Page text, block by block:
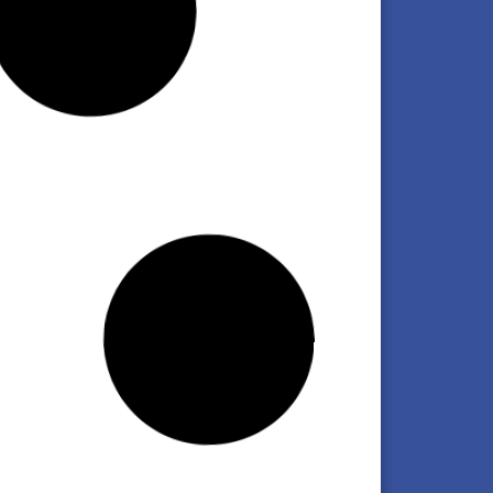
Energy Holding | Santa Fe
el uso de biocombustibles en la
para reducir el impacto
clic aquí
Generaciones: la serie que pone en
plano el legado de las empresas
del transporte argentino